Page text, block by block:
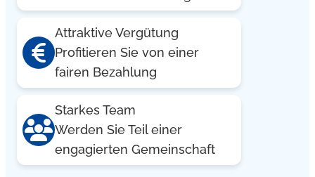
Attraktive Vergütung
Profitieren Sie von einer
fairen Bezahlung
Starkes Team
Werden Sie Teil einer
engagierten Gemeinschaft